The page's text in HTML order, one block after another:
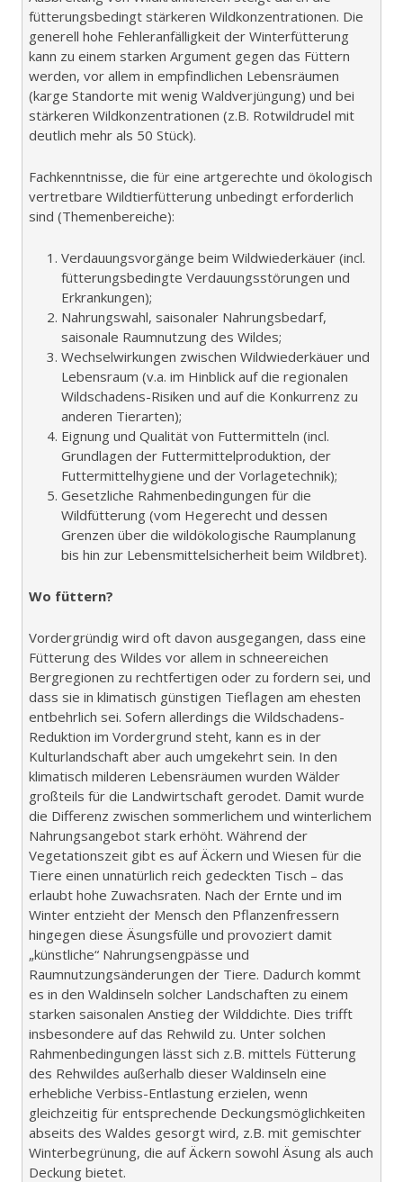
fütterungsbedingt stärkeren Wildkonzentrationen. Die
generell hohe Fehleranfälligkeit der Winterfütterung
kann zu einem starken Argument gegen das Füttern
werden, vor allem in empfindlichen Lebensräumen
(karge Standorte mit wenig Waldverjüngung) und bei
stärkeren Wildkonzentrationen (z.B. Rotwildrudel mit
deutlich mehr als 50 Stück).
Fachkenntnisse, die für eine artgerechte und ökologisch
vertretbare Wildtierfütterung unbedingt erforderlich
sind (Themenbereiche):
Verdauungsvorgänge beim Wildwiederkäuer (incl.
fütterungsbedingte Verdauungsstörungen und
Erkrankungen);
Nahrungswahl, saisonaler Nahrungsbedarf,
saisonale Raumnutzung des Wildes;
Wechselwirkungen zwischen Wildwiederkäuer und
Lebensraum (v.a. im Hinblick auf die regionalen
Wildschadens-Risiken und auf die Konkurrenz zu
anderen Tierarten);
Eignung und Qualität von Futtermitteln (incl.
Grundlagen der Futtermittelproduktion, der
Futtermittelhygiene und der Vorlagetechnik);
Gesetzliche Rahmenbedingungen für die
Wildfütterung (vom Hegerecht und dessen
Grenzen über die wildökologische Raumplanung
bis hin zur Lebensmittelsicherheit beim Wildbret).
Wo füttern?
Vordergründig wird oft davon ausgegangen, dass eine
Fütterung des Wildes vor allem in schneereichen
Bergregionen zu rechtfertigen oder zu fordern sei, und
dass sie in klimatisch günstigen Tieflagen am ehesten
entbehrlich sei. Sofern allerdings die Wildschadens-
Reduktion im Vordergrund steht, kann es in der
Kulturlandschaft aber auch umgekehrt sein. In den
klimatisch milderen Lebensräumen wurden Wälder
großteils für die Landwirtschaft gerodet. Damit wurde
die Differenz zwischen sommerlichem und winterlichem
Nahrungsangebot stark erhöht. Während der
Vegetationszeit gibt es auf Äckern und Wiesen für die
Tiere einen unnatürlich reich gedeckten Tisch – das
erlaubt hohe Zuwachsraten. Nach der Ernte und im
Winter entzieht der Mensch den Pflanzenfressern
hingegen diese Äsungsfülle und provoziert damit
„künstliche“ Nahrungsengpässe und
Raumnutzungsänderungen der Tiere. Dadurch kommt
es in den Waldinseln solcher Landschaften zu einem
starken saisonalen Anstieg der Wilddichte. Dies trifft
insbesondere auf das Rehwild zu. Unter solchen
Rahmenbedingungen lässt sich z.B. mittels Fütterung
des Rehwildes außerhalb dieser Waldinseln eine
erhebliche Verbiss-Entlastung erzielen, wenn
gleichzeitig für entsprechende Deckungsmöglichkeiten
abseits des Waldes gesorgt wird, z.B. mit gemischter
Winterbegrünung, die auf Äckern sowohl Äsung als auch
Deckung bietet.